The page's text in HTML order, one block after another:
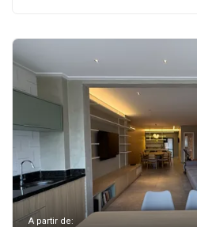
A partir de: